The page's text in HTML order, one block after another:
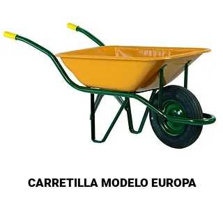
CARRETILLA MODELO EUROPA